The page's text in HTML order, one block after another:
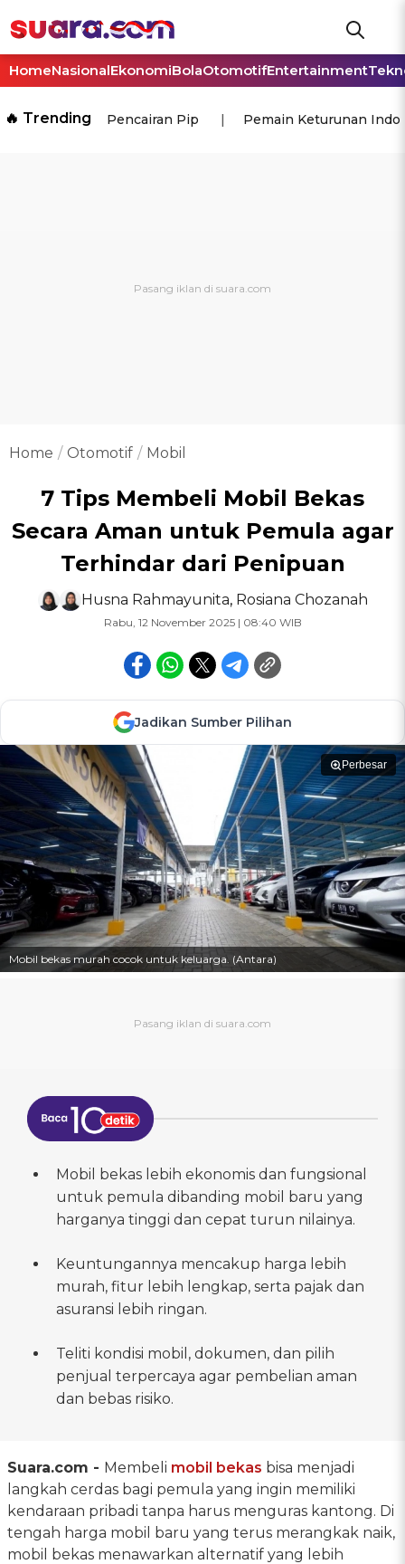
HomeNasionalEkonomiBolaOtomotifEntertainment
🔥 Trending Pencairan Pip Pemain Keturunan
Home Otomotif Mobil
7 Tips Membeli Mobil Bekas
Secara Aman untuk Pemula agar
Terhindar dari Penipuan
Husna Rahmayunita, Rosiana Chozanah
Rabu, 12 November 2025 | 08:40 WIB
Jadikan Sumber Pilihan
Perbesar
Mobil bekas murah cocok untuk keluarga. (Antara)
Mobil bekas lebih ekonomis dan fungsional
untuk pemula dibanding mobil baru yang
harganya tinggi dan cepat turun nilainya.
Keuntungannya mencakup harga lebih
murah, fitur lebih lengkap, serta pajak dan
asuransi lebih ringan.
Teliti kondisi mobil, dokumen, dan pilih
penjual terpercaya agar pembelian aman
dan bebas risiko.
Suara.com - Membeli mobil bekas bisa menjadi
langkah cerdas bagi pemula yang ingin memiliki
kendaraan pribadi tanpa harus menguras kantong. Di
tengah harga mobil baru yang terus merangkak naik,
mobil bekas menawarkan alternatif yang lebih